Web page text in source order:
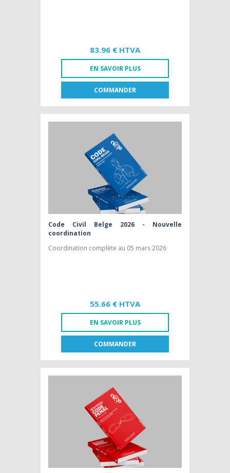
83.96 € HTVA
EN SAVOIR PLUS
COMMANDER
NL
Code Civil Belge 2026 - Nouvelle
coordination
Coordination complète au 05 mars 2026
55.66 € HTVA
EN SAVOIR PLUS
COMMANDER
NL